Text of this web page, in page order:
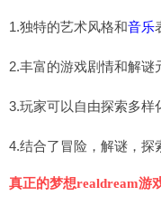
1.独特的艺术风格和音乐
2.丰富的游戏剧情和解谜
3.玩家可以自由探索多样
4.结合了冒险，解谜，探
真正的梦想realdream游